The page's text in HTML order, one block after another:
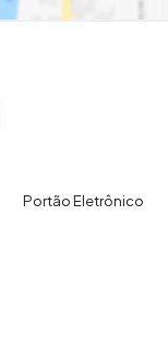
Portão Eletrônico